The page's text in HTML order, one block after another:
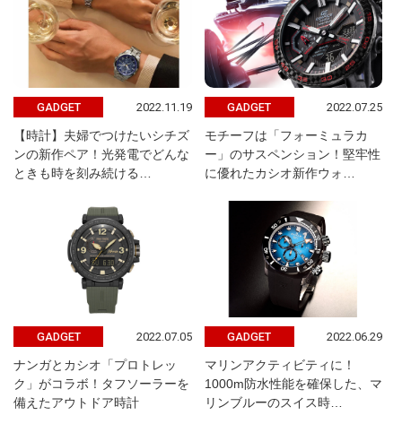
GADGET 2022.11.19
【時計】夫婦でつけたいシチズ
ンの新作ペア！光発電でどんな
ときも時を刻み続ける…
GADGET 2022.07.25
モチーフは「フォーミュラカ
ー」のサスペンション！堅牢性
に優れたカシオ新作ウォ…
GADGET 2022.07.05
ナンガとカシオ「プロトレッ
ク」がコラボ！タフソーラーを
備えたアウトドア時計
GADGET 2022.06.29
マリンアクティビティに！
1000m防水性能を確保した、マ
リンブルーのスイス時…